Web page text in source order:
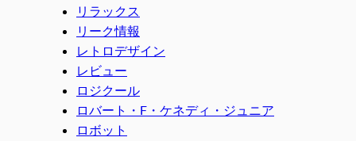
リラックス
リーク情報
レトロデザイン
レビュー
ロジクール
ロバート・F・ケネディ・ジュニア
ロボット